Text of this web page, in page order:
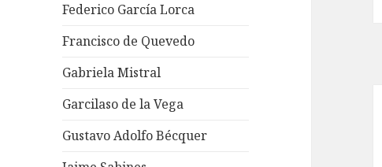
Federico García Lorca
Francisco de Quevedo
Gabriela Mistral
Garcilaso de la Vega
Gustavo Adolfo Bécquer